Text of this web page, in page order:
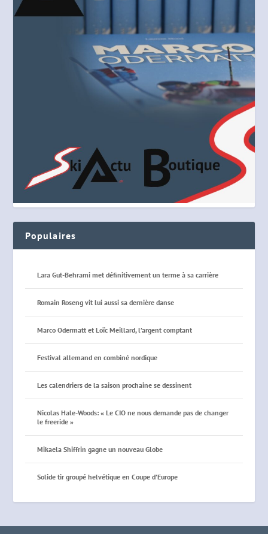
Populaires
Lara Gut-Behrami met définitivement un terme à sa carrière
Romain Roseng vit lui aussi sa dernière danse
Marco Odermatt et Loïc Meillard, l’argent comptant
Festival allemand en combiné nordique
Les calendriers de la saison prochaine se dessinent
Nicolas Hale-Woods: « Le CIO ne nous demande pas de changer
le freeride »
Mikaela Shiffrin gagne un nouveau Globe
Solide tir groupé helvétique en Coupe d’Europe